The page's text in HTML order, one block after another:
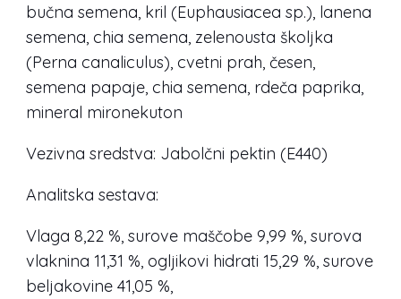
bučna semena, kril (Euphausiacea sp.), lanena
semena, chia semena, zelenousta školjka
(Perna canaliculus), cvetni prah, česen,
semena papaje, chia semena, rdeča paprika,
mineral mironekuton
Vezivna sredstva: Jabolčni pektin (E440)
Analitska sestava:
Vlaga 8,22 %, surove maščobe 9,99 %, surova
vlaknina 11,31 %, ogljikovi hidrati 15,29 %, surove
beljakovine 41,05 %,